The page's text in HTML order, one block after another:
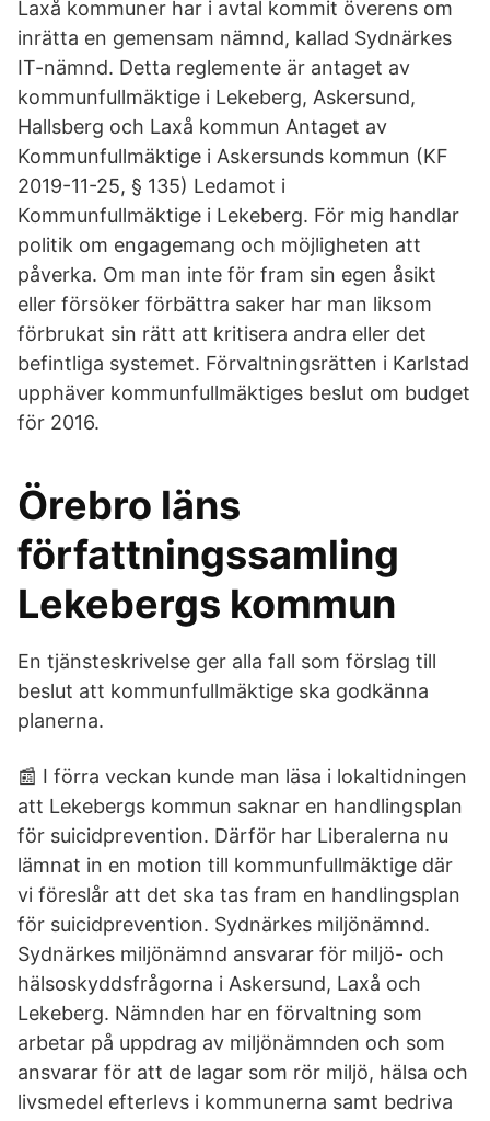
Laxå kommuner har i avtal kommit överens om
inrätta en gemensam nämnd, kallad Sydnärkes
IT-nämnd. Detta reglemente är antaget av
kommunfullmäktige i Lekeberg, Askersund,
Hallsberg och Laxå kommun Antaget av
Kommunfullmäktige i Askersunds kommun (KF
2019-11-25, § 135) Ledamot i
Kommunfullmäktige i Lekeberg. För mig handlar
politik om engagemang och möjligheten att
påverka. Om man inte för fram sin egen åsikt
eller försöker förbättra saker har man liksom
förbrukat sin rätt att kritisera andra eller det
befintliga systemet. Förvaltningsrätten i Karlstad
upphäver kommunfullmäktiges beslut om budget
för 2016.
Örebro läns
författningssamling
Lekebergs kommun
En tjänsteskrivelse ger alla fall som förslag till
beslut att kommunfullmäktige ska godkänna
planerna.
📰 I förra veckan kunde man läsa i lokaltidningen
att Lekebergs kommun saknar en handlingsplan
för suicidprevention. Därför har Liberalerna nu
lämnat in en motion till kommunfullmäktige där
vi föreslår att det ska tas fram en handlingsplan
för suicidprevention. Sydnärkes miljönämnd.
Sydnärkes miljönämnd ansvarar för miljö- och
hälsoskyddsfrågorna i Askersund, Laxå och
Lekeberg. Nämnden har en förvaltning som
arbetar på uppdrag av miljönämnden och som
ansvarar för att de lagar som rör miljö, hälsa och
livsmedel efterlevs i kommunerna samt bedriva